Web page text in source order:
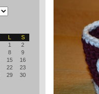
L
S
1
2
8
9
15
16
22
23
29
30